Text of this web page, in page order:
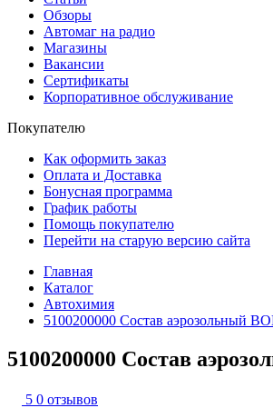
Обзоры
Автомаг на радио
Магазины
Вакансии
Сертификаты
Корпоративное обслуживание
Покупателю
Как оформить заказ
Оплата и Доставка
Бонусная программа
График работы
Помощь покупателю
Перейти на старую версию сайта
Главная
Каталог
Автохимия
5100200000 Состав аэрозольный
5100200000 Состав
5 0 отзывов